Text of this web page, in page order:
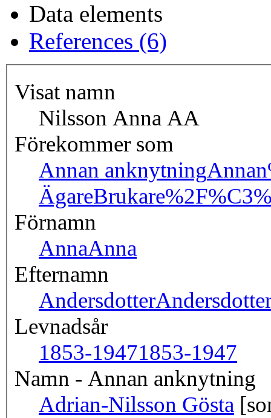
Data elements
References (6)
Visat namn
Nilsson Anna AA
Förekommer som
Annan anknytning
Ägare
Förnamn
AnnaAnna
Efternamn
Andersdotter
Levnadsår
1853-19471853-1947
Namn - Annan anknytning
Adrian-Nilsson Gösta